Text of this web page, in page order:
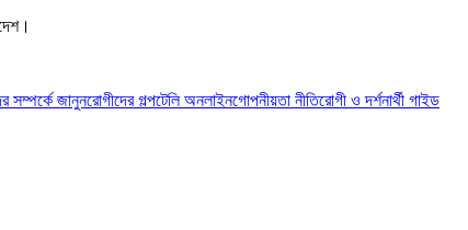
সম্পর্কে জানুনরোগীদের গল্পটেলি অনলাইনগোপনীয়তা নীতিরোগী ও দর্শনার্থী গাইড